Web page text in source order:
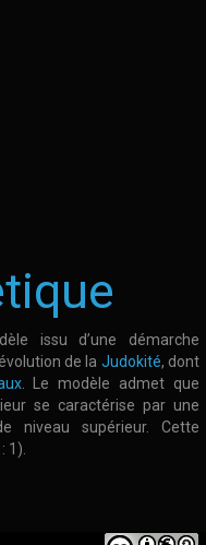
issu d’une démarche
de la Judokité, dont
. Le modèle admet que
se caractérise par une
niveau supérieur. Cette
1).